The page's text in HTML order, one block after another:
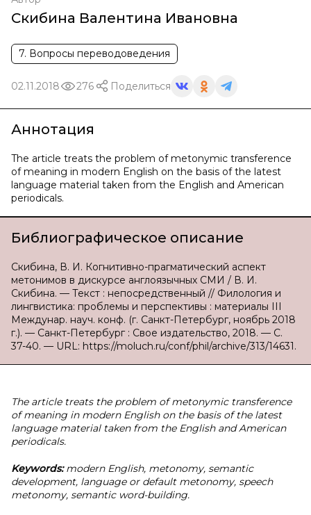
Скибина Валентина Ивановна
7. Вопросы переводоведения
02.11.2018 276 Поделиться
Аннотация
The article treats the problem of metonymic transference
of meaning in modern English on the basis of the latest
language material taken from the English and American
periodicals.
Библиографическое описание
Скибина, В. И. Когнитивно-прагматический аспект
метонимов в дискурсе англоязычных СМИ / В. И.
Скибина. — Текст : непосредственный // Филология и
лингвистика: проблемы и перспективы : материалы III
Междунар. науч. конф. (г. Санкт-Петербург, ноябрь 2018
г.). — Санкт-Петербург : Свое издательство, 2018. — С.
37-40. — URL: https://moluch.ru/conf/phil/archive/313/14631.
The article treats the problem of metonymic transference
of meaning in modern English on the basis of the latest
language material taken from the English and American
periodicals.
Keywords:modern English, metonomy, semantic
development, language or default metonomy, speech
metonomy, semantic word-building.